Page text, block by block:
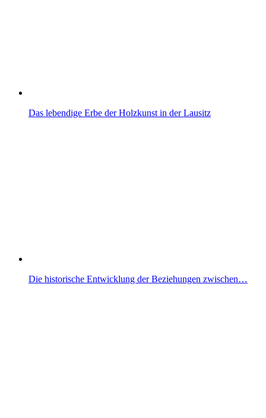
Das lebendige Erbe der Holzkunst in der Lausitz
Die historische Entwicklung der Beziehungen zwischen…